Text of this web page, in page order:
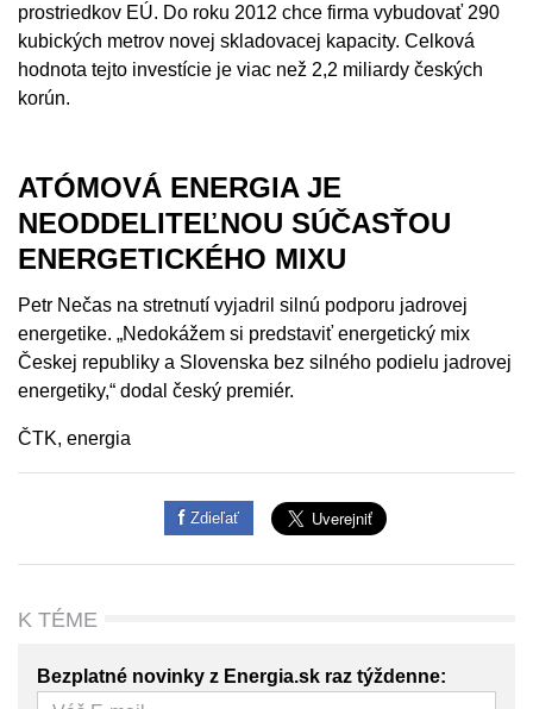
prostriedkov EÚ. Do roku 2012 chce firma vybudovať 290
kubických metrov novej skladovacej kapacity. Celková
hodnota tejto investície je viac než 2,2 miliardy českých
korún.
ATÓMOVÁ ENERGIA JE
NEODDELITEĽNOU SÚČASŤOU
ENERGETICKÉHO MIXU
Petr Nečas na stretnutí vyjadril silnú podporu jadrovej
energetike. „Nedokážem si predstaviť energetický mix
Českej republiky a Slovenska bez silného podielu jadrovej
energetiky,“ dodal český premiér.
ČTK, energia
Zdieľať
K TÉME
Bezplatné novinky z Energia.sk raz týždenne: